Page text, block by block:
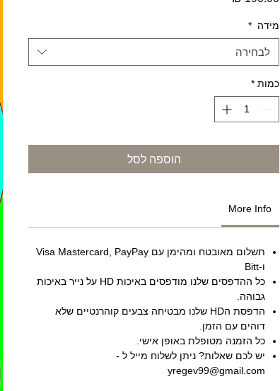
מידה *
לבחירה
כמות *
הוספה לסל
More Info
תשלום מאובטח ומהימן עם Visa Mastercard, PayPay
ו-Bitt
כל ההדפסים שלנו מודפסים באיכות HD על נייר באיכות
גבוהה.
הדפסת הHD שלנו מבטיחה צבעים קוהרנטיים שלא
דוהים עם הזמן.
כל הזמנה מטופלת באופן אישי.
יש לכם שאלות? ניתן לשלוח מייל ל -
yregev99@gmail.com